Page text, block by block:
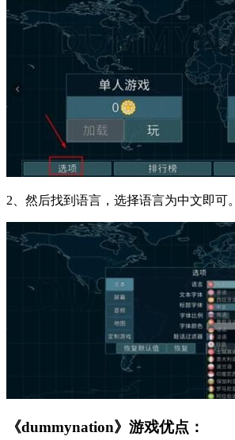
2、然后找到语言，选择语言为中文即可。
《dummynation》游戏优点：